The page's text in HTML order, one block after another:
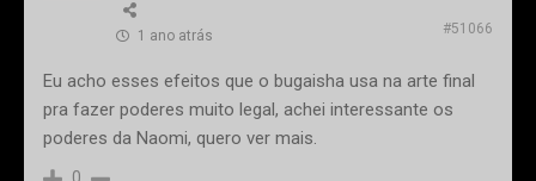
1 ano atrás #51066
Eu acho esses efeitos que o bugaisha usa na arte final
pra fazer poderes muito legal, achei interessante os
poderes da Naomi, quero ver mais.